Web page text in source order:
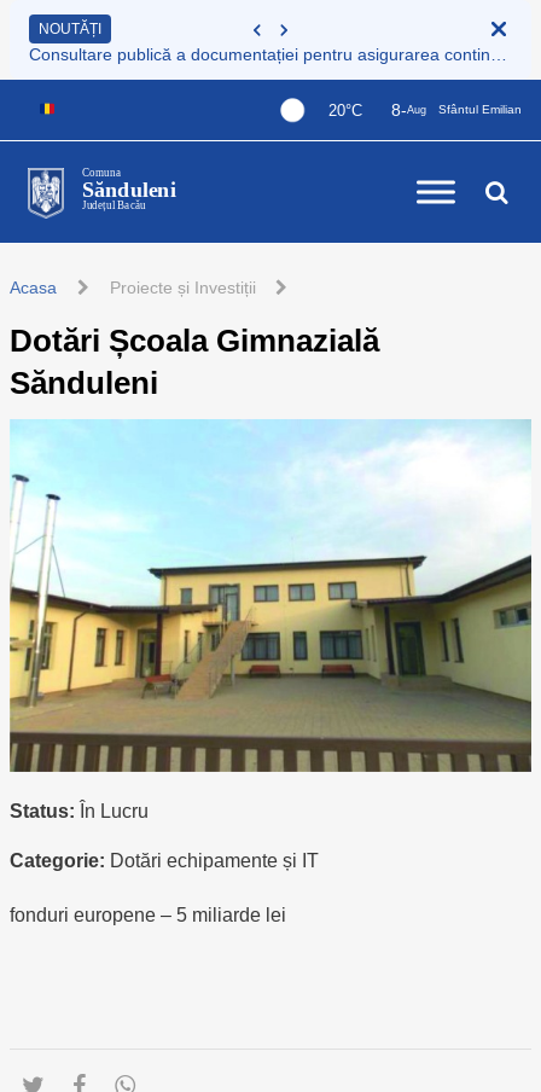
NOUTĂȚI
20°C 8-Aug Sfântul Emilian
Comuna
Sănduleni
Județul Bacău
Acasa Proiecte și Investiții
Dotări Școala Gimnazială
Sănduleni
Status: În Lucru
Categorie: Dotări echipamente și IT
fonduri europene – 5 miliarde lei